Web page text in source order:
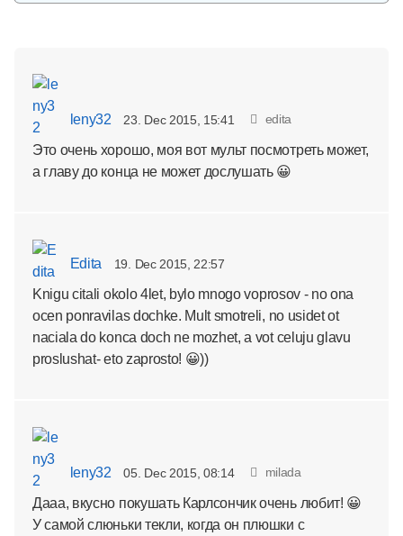
leny32 23. Dec 2015, 15:41 edita
Это очень хорошо, моя вот мульт посмотреть может,
а главу до конца не может дослушать 😀
Edita 19. Dec 2015, 22:57
Knigu citali okolo 4let, bylo mnogo voprosov - no ona
ocen ponravilas dochke. Mult smotreli, no usidet ot
naciala do konca doch ne mozhet, a vot celuju glavu
proslushat- eto zaprosto! 😀))
leny32 05. Dec 2015, 08:14 milada
Дааа, вкусно покушать Карлсончик очень любит! 😀
У самой слюньки текли, когда он плюшки с